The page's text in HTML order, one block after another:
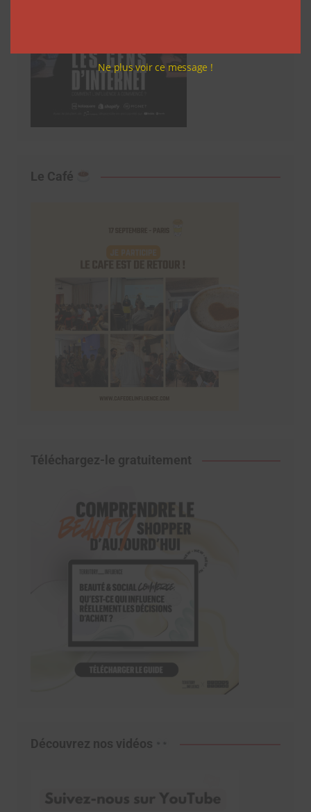
Le Café
Téléchargez-le gratuitement
Découvrez nos vidéos
Ne plus voir ce message !